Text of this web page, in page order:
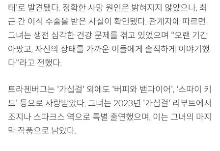
태'로 발견됐다. 정확한 사망 원인은 밝혀지지 않았으나, 최
근 간 이식 수술을 받은 사실이 확인됐다. 관계자에 따르면
그녀는 생전 심각한 건강 문제를 겪고 있었으며 "오랜 기간
아팠고, 자신의 상태를 가까운 이들에게 솔직하게 이야기했
다"라고 전했다.
트라첸버그는 '가십걸' 외에도 '버피와 뱀파이어', '스파이 키
드' 등으로 사랑받았다. 그녀는 2023년 '가십걸' 리부트에서
조지나 스파크스 역으로 특별 출연했으며, 이는 그녀의 마지
막 작품으로 남았다.